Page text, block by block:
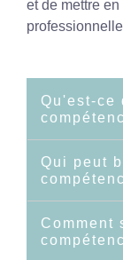
et de mettre
Qu'est-ce
Qui peut
Comment